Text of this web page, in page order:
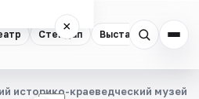
Стендап Выставки
×
историко-краеведческий музей